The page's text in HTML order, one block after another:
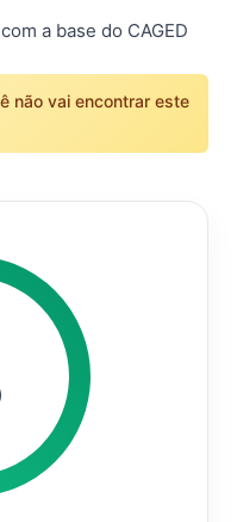
a base do CAGED
não vai encontrar este